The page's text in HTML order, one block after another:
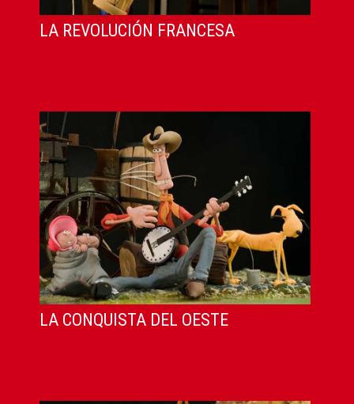
LA REVOLUCIÓN FRANCESA
LA CONQUISTA DEL OESTE